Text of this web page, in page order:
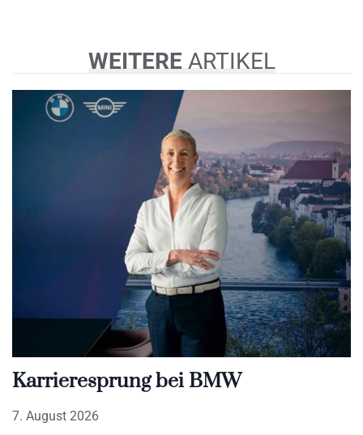
WEITEREARTIKEL
Karrieresprung bei BMW
7. August 2026